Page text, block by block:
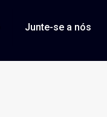
Junte-se a nós